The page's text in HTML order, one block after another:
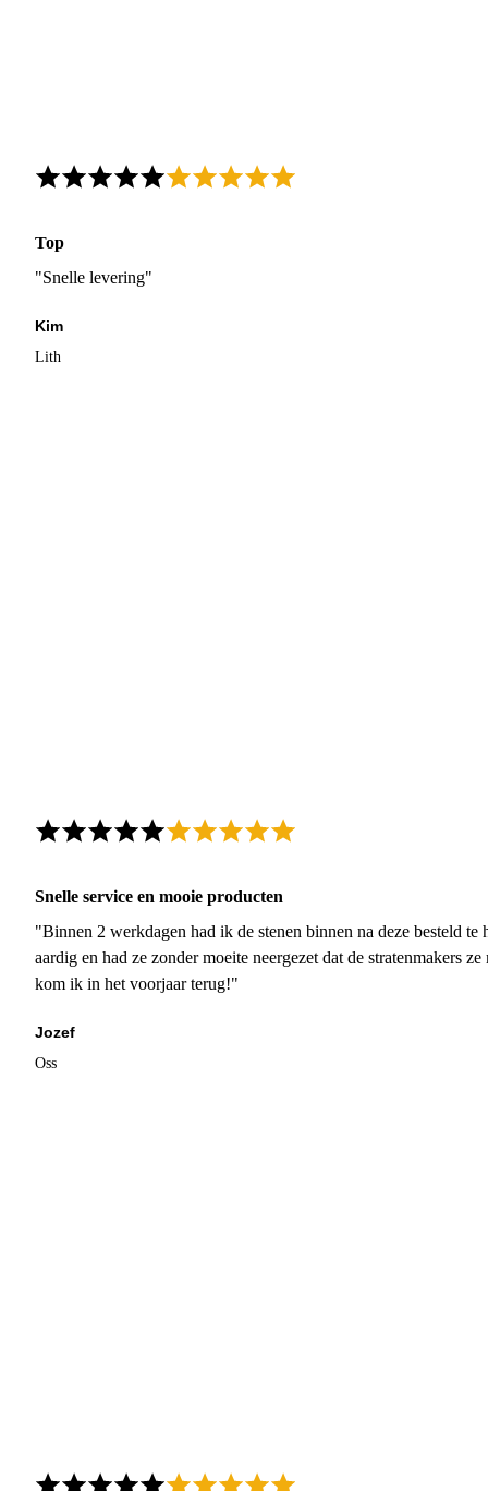
Top
"Snelle levering"
Kim
Lith
Snelle service en mooie producten
"Binnen 2 werkdagen had ik de stenen binnen na deze besteld
aardig en had ze zonder moeite neergezet dat de stratenmakers
kom ik in het voorjaar terug!"
Jozef
Oss